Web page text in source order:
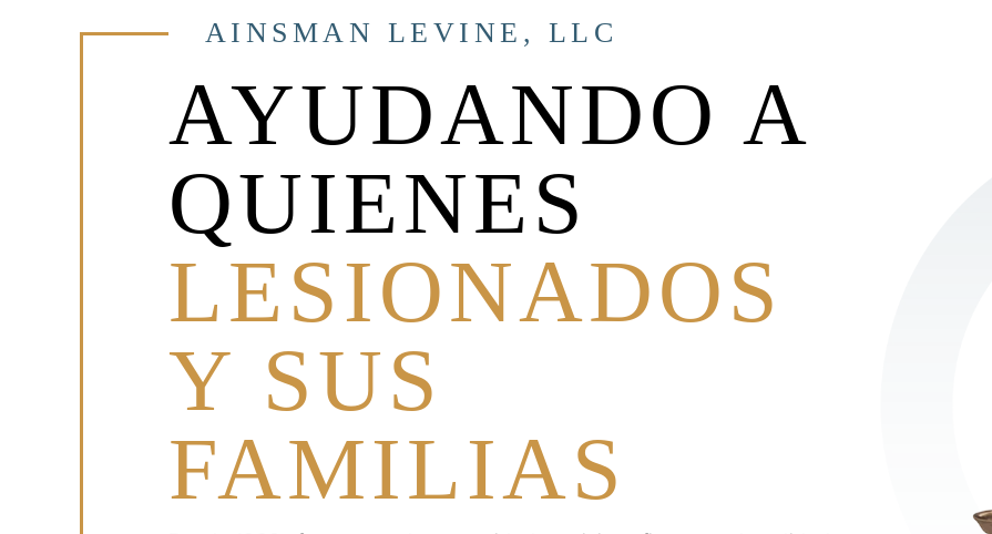
AINSMAN LEVINE, LLC
AYUDANDO A
QUIENES
LESIONADOS
Y SUS
FAMILIAS